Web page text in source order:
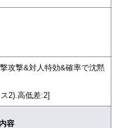
攻撃&対人特効&確率で沈黙
2).高低差:2]
内容